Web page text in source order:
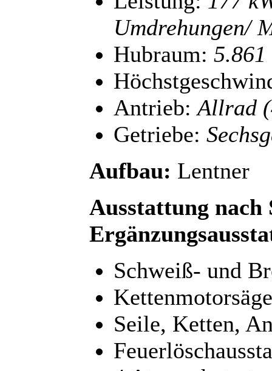
Umdrehungen/
Hubraum: 5.861
Antrieb:Allrad
Getriebe:
Aufbau: Lentner
Ausstattung nach
Schweiß- und
Seile, Ketten,